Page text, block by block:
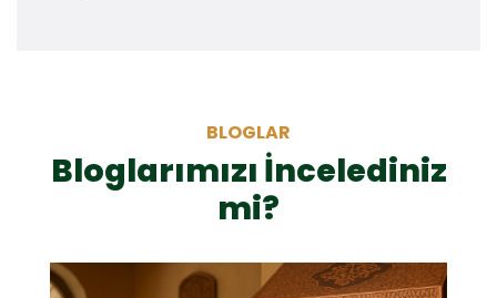
BLOGLAR
Bloglarımızı İncelediniz
mi?